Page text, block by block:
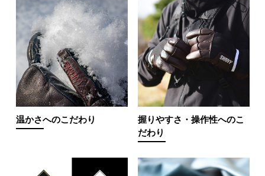
温かさへのこだわり
握りやすさ・操作性へのこ
だわり